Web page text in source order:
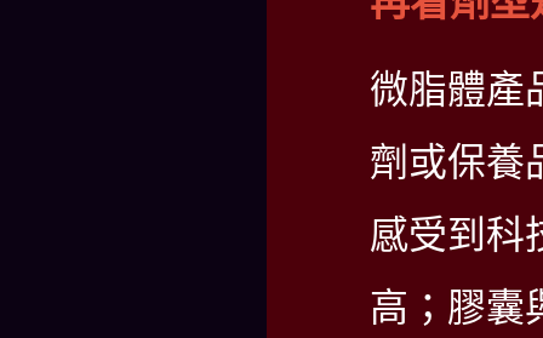
微脂體產
劑或保養
感受到科
高；膠囊